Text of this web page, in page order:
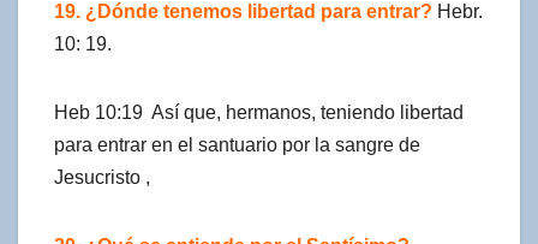
19. ¿Dónde tenemos libertad para entrar? Hebr.
10: 19.
Heb 10:19 Así que, hermanos, teniendo libertad
para entrar en el santuario por la sangre de
Jesucristo ,